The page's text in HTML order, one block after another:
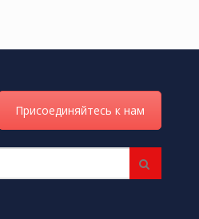
Присоединяйтесь к нам